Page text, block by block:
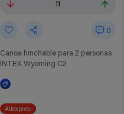
11
0
Canoa hinchable para 2 personas
INTEX Wyoming C2
Aliexpress